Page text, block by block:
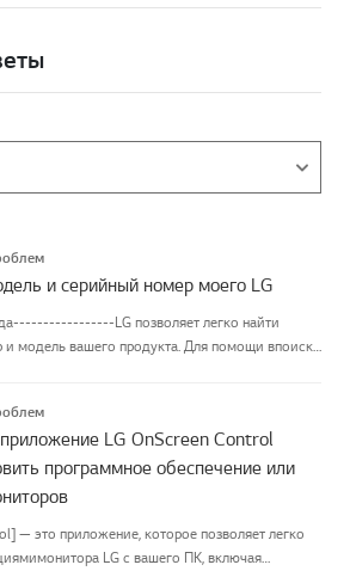
и серийный номер моего LG
LG позволяет легко найти
модель вашего продукта. Для помощи впоиске
LG OnScreen Control
программное обеспечение или
— это приложение, которое позволяет легко
LG с вашего ПК, включая